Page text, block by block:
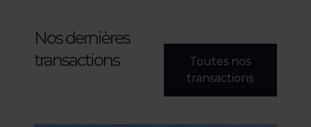
Nos dernières
transactions
Toutes nos
transactions